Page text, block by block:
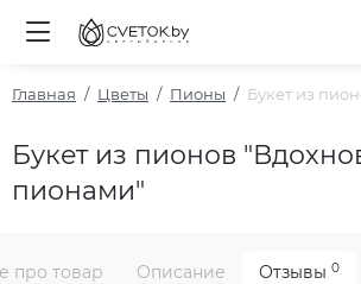
Главная Цветы Пионы Букет из
Букет из пионов
пионами"
про товар Описание Отзывы 0